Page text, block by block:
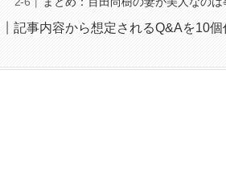
記事内容から想定されるQ&Aを10個